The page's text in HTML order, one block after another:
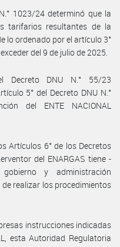
1023/24 determinó que la
tarifarios resultantes de la
lo ordenado por el artículo 3°
del 9 de julio de 2025.
Decreto DNU N.° 55/23
5° del Decreto DNU N.°
del ENTE NACIONAL
Artículos 6° de los Decretos
del ENARGAS tiene -
y administración
de realizar los procedimientos
instrucciones indicadas
esta Autoridad Regulatoria